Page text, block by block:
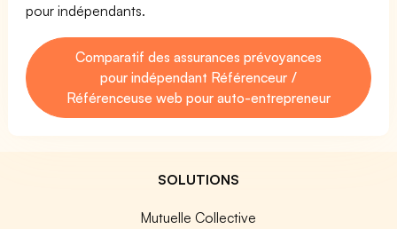
pour indépendants.
Comparatif des assurances prévoyances
pour indépendant Référenceur /
Référenceuse web pour auto-entrepreneur
SOLUTIONS
Mutuelle Collective